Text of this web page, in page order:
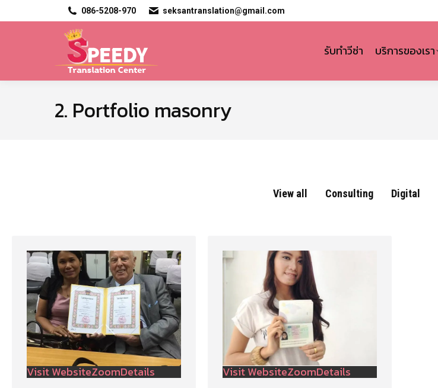
086-5208-970 seksantranslation@gmail.com
รับทำวีซ่า บริการของเรา
2. Portfolio masonry
View all Consulting Digital
Visit WebsiteZoomDetails Visit WebsiteZoomDetails